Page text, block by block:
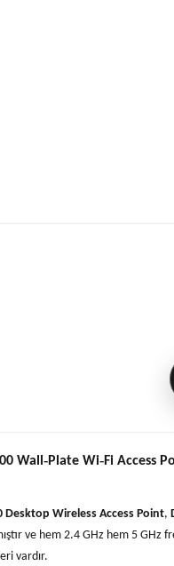
Wall‑Plate Wi‑Fi Access
Desktop Wireless Access Point,
ve hem 2.4 GHz hem 5 GHz
vardır.